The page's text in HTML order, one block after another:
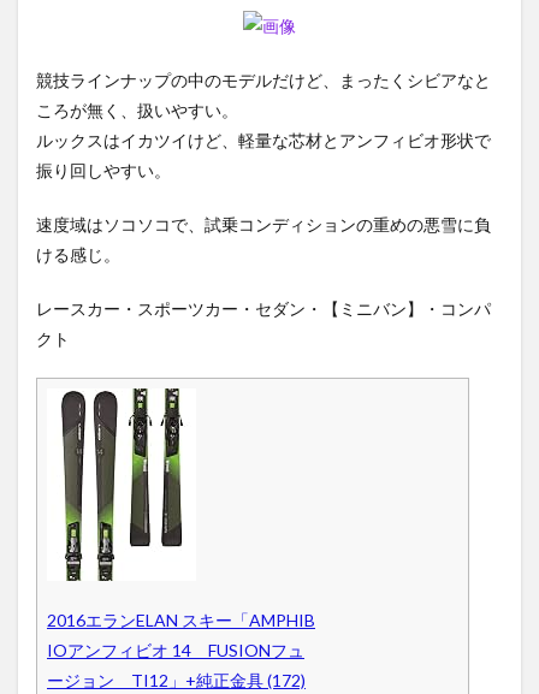
競技ラインナップの中のモデルだけど、まったくシビアなと
ころが無く、扱いやすい。
ルックスはイカツイけど、軽量な芯材とアンフィビオ形状で
振り回しやすい。
速度域はソコソコで、試乗コンディションの重めの悪雪に負
ける感じ。
レースカー・スポーツカー・セダン・【ミニバン】・コンパ
クト
2016エランELAN スキー「AMPHIB
IOアンフィビオ 14 FUSIONフュ
ージョン TI12」+純正金具 (172)